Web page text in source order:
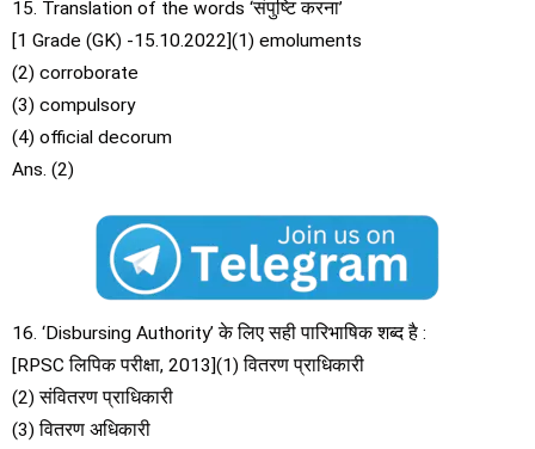
15. Translation of the words ‘संपुष्टि करना’
[1 Grade (GK) -15.10.2022](1) emoluments
(2) corroborate
(3) compulsory
(4) official decorum
Ans. (2)
16. ‘Disbursing Authority’ के लिए सही पारिभाषिक शब्द है :
[RPSC लिपिक परीक्षा, 2013](1) वितरण प्राधिकारी
(2) संवितरण प्राधिकारी
(3) वितरण अधिकारी